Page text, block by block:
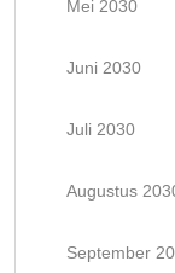
Mei 2030
Juni 2030
Juli 2030
Augustus
September